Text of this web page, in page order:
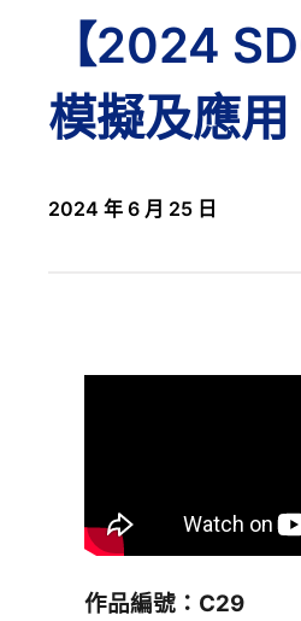
【2024
模擬及應用
2024 年 6 月 25 日
作品編號：C29